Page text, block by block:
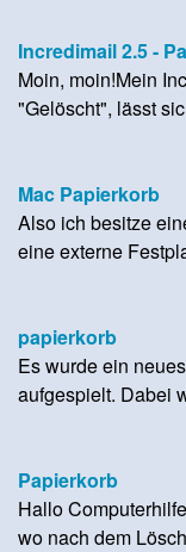
Incredimail 2.5 -
Moin, moin!Mein
"Gelöscht", lässt
Mac Papierkorb
Also ich besitze
eine externe
papierkorb
Es wurde ein
aufgespielt. Dabei
Papierkorb
Hallo
wo nach dem